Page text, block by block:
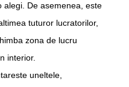
alegi. De asemenea, este
tuturor lucratorilor,
zona de lucru
interior.
uneltele,